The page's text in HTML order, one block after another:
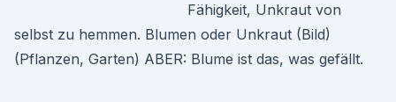
Fähigkeit, Unkraut von
selbst zu hemmen. Blumen oder Unkraut (Bild)
(Pflanzen, Garten) ABER: Blume ist das, was gefällt.